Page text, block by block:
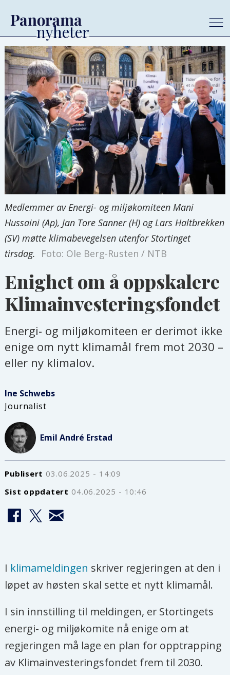
Medlemmer av Energi- og miljøkomiteen Mani
Hussaini (Ap), Jan Tore Sanner (H) og Lars Haltbrekken
(SV) møtte klimabevegelsen utenfor Stortinget
tirsdag.
Foto: Ole Berg-Rusten / NTB
Enighet om å oppskalere
Klimainvesteringsfondet
Energi- og miljøkomiteen er derimot ikke
enige om nytt klimamål frem mot 2030 –
eller ny klimalov.
Ine Schwebs
Journalist
Emil André Erstad
Publisert
03.06.2025 - 14:09
Sist oppdatert
04.06.2025 - 10:46
I klimameldingen skriver regjeringen at den i
løpet av høsten skal sette et nytt klimamål.
I sin innstilling til meldingen, er Stortingets
energi- og miljøkomite nå enige om at
regjeringen må lage en plan for opptrapping
av Klimainvesteringsfondet frem til 2030.